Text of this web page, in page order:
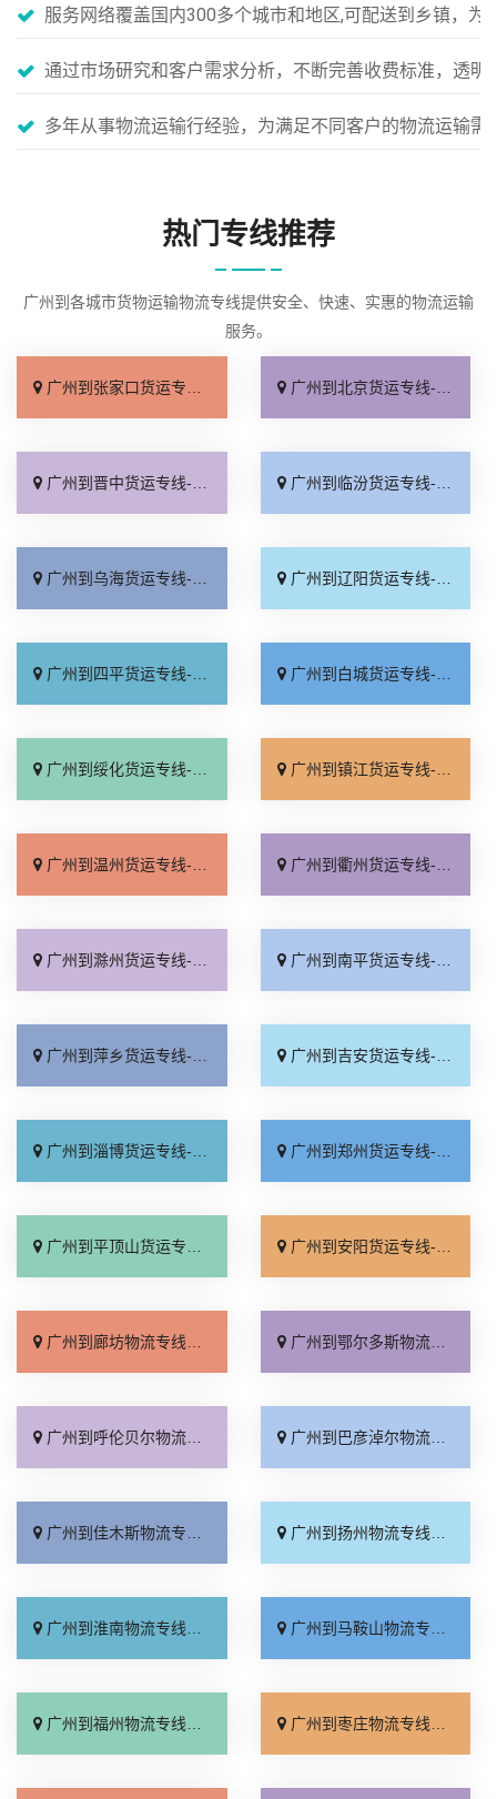
服务网络覆盖国内300多个城市和地区,可配送到乡镇，为
通过市场研究和客户需求分析，不断完善收费标准，透明
多年从事物流运输行经验，为满足不同客户的物流运输
热门专线推荐
广州到各城市货物运输物流专线提供安全、快速、实惠的物流运输
服务。
广州到张家口货运专线-广州到张家口物流公司_直达往返「高效快运」 广州到北京货运专线-广州到北京物流公司_要几天到「随叫随到」
广州到晋中货运专线-广州到晋中物流公司_实时跟踪 「专业可靠」 广州到临汾货运专线-广州到临汾物流公司_准时准点「需要几天」
广州到乌海货运专线-广州到乌海物流公司_上门提货「高效运输」 广州到辽阳货运专线-广州到辽阳物流公司_保证时效「快速响应」
广州到四平货运专线-广州到四平物流公司_专线查询「保证时效」 广州到白城货运专线-广州到白城物流公司_全境到达「合理收费」
广州到绥化货运专线-广州到绥化物流公司_直达不中转「上门取件」 广州到镇江货运专线-广州到镇江物流公司_价格透明「计费标准」
广州到温州货运专线-广州到温州物流公司_运费多少「全程无虑」 广州到衢州货运专线-广州到衢州物流公司_价格实惠「一站式托运」
广州到滁州货运专线-广州到滁州物流公司_上门提货「全程定位」 广州到南平货运专线-广州到南平物流公司_放心物流「合理收费」
广州到萍乡货运专线-广州到萍乡物流公司_来电咨询「价格实惠」 广州到吉安货运专线-广州到吉安物流公司_定点发车「一站式托运」
广州到淄博货运专线-广州到淄博物流公司_物流拼车「多少一吨」 广州到郑州货运专线-广州到郑州物流公司_专线快运「直达不中转」
广州到平顶山货运专线-广州到平顶山物流公司_专线快运「托运放心」 广州到安阳货运专线-广州到安阳物流公司_全境配送「损坏理赔」
广州到廊坊物流专线_实时跟踪 「全程定位」 广州到鄂尔多斯物流专线_损坏理赔「全境到达」
广州到呼伦贝尔物流专线_市县派送「保证时效」 广州到巴彦淖尔物流专线_诚信为先「急你所需」
广州到佳木斯物流专线_诚信经营「费用多少」 广州到扬州物流专线_准时准点「费用多少」
广州到淮南物流专线_资质齐全「运价查询」 广州到马鞍山物流专线_物流拼车「费用多少」
广州到福州物流专线_一站式托运「怎么收费」 广州到枣庄物流专线_怎么收费「一站式托运」